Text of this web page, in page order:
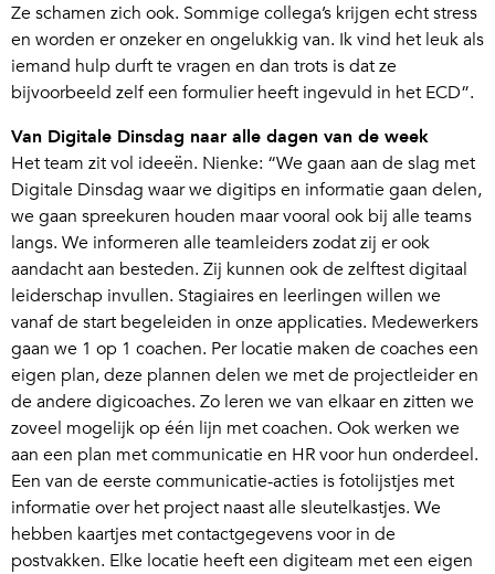
Ze schamen zich ook. Sommige collega’s krijgen echt stress
en worden er onzeker en ongelukkig van. Ik vind het leuk als
iemand hulp durft te vragen en dan trots is dat ze
bijvoorbeeld zelf een formulier heeft ingevuld in het ECD”.
Van Digitale Dinsdag naar alle dagen van de week
Het team zit vol ideeën. Nienke: “We gaan aan de slag met
Digitale Dinsdag waar we digitips en informatie gaan delen,
we gaan spreekuren houden maar vooral ook bij alle teams
langs. We informeren alle teamleiders zodat zij er ook
aandacht aan besteden. Zij kunnen ook de zelftest digitaal
leiderschap invullen. Stagiaires en leerlingen willen we
vanaf de start begeleiden in onze applicaties. Medewerkers
gaan we 1 op 1 coachen. Per locatie maken de coaches een
eigen plan, deze plannen delen we met de projectleider en
de andere digicoaches. Zo leren we van elkaar en zitten we
zoveel mogelijk op één lijn met coachen. Ook werken we
aan een plan met communicatie en HR voor hun onderdeel.
Een van de eerste communicatie-acties is fotolijstjes met
informatie over het project naast alle sleutelkastjes. We
hebben kaartjes met contactgegevens voor in de
postvakken. Elke locatie heeft een digiteam met een eigen